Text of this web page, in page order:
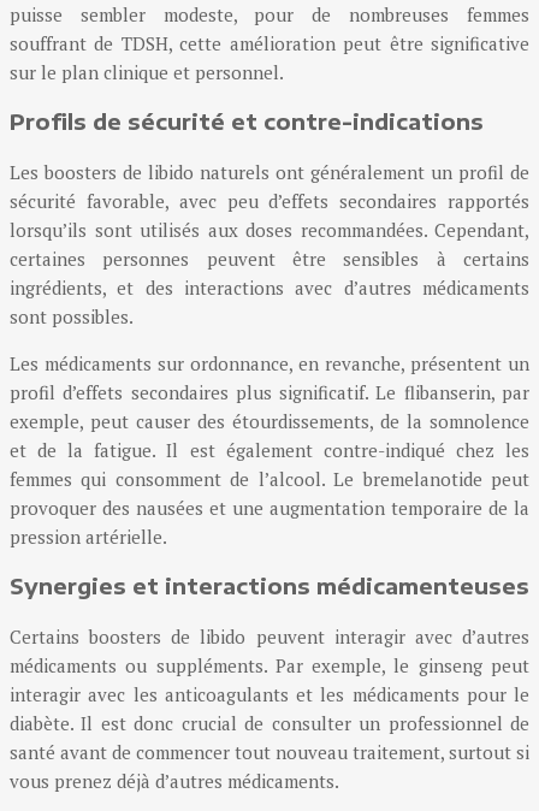
puisse sembler modeste, pour de nombreuses femmes
souffrant de TDSH, cette amélioration peut être significative
sur le plan clinique et personnel.
Profils de sécurité et contre-indications
Les boosters de libido naturels ont généralement un profil de
sécurité favorable, avec peu d’effets secondaires rapportés
lorsqu’ils sont utilisés aux doses recommandées. Cependant,
certaines personnes peuvent être sensibles à certains
ingrédients, et des interactions avec d’autres médicaments
sont possibles.
Les médicaments sur ordonnance, en revanche, présentent un
profil d’effets secondaires plus significatif. Le flibanserin, par
exemple, peut causer des étourdissements, de la somnolence
et de la fatigue. Il est également contre-indiqué chez les
femmes qui consomment de l’alcool. Le bremelanotide peut
provoquer des nausées et une augmentation temporaire de la
pression artérielle.
Synergies et interactions médicamenteuses
Certains boosters de libido peuvent interagir avec d’autres
médicaments ou suppléments. Par exemple, le ginseng peut
interagir avec les anticoagulants et les médicaments pour le
diabète. Il est donc crucial de consulter un professionnel de
santé avant de commencer tout nouveau traitement, surtout si
vous prenez déjà d’autres médicaments.